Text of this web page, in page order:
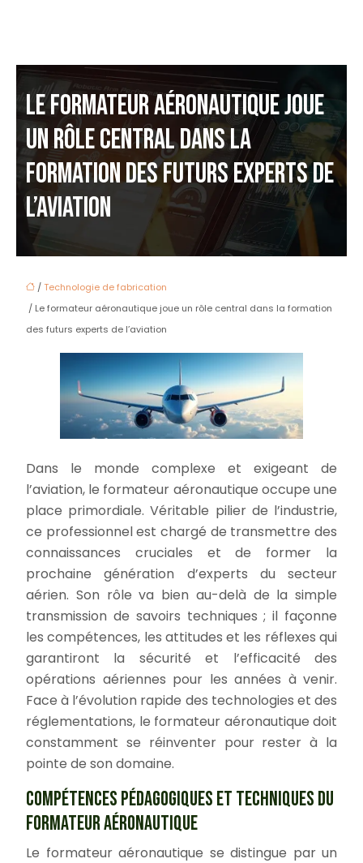
LE FORMATEUR AÉRONAUTIQUE JOUE
UN RÔLE CENTRAL DANS LA
FORMATION DES FUTURS EXPERTS DE
L’AVIATION
/Technologie de fabrication
/ Le formateur aéronautique joue un rôle central dans la formation
des futurs experts de l’aviation
Dans le monde complexe et exigeant de
l’aviation, le formateur aéronautique occupe une
place primordiale. Véritable pilier de l’industrie,
ce professionnel est chargé de transmettre des
connaissances cruciales et de former la
prochaine génération d’experts du secteur
aérien. Son rôle va bien au-delà de la simple
transmission de savoirs techniques ; il façonne
les compétences, les attitudes et les réflexes qui
garantiront la sécurité et l’efficacité des
opérations aériennes pour les années à venir.
Face à l’évolution rapide des technologies et des
réglementations, le formateur aéronautique doit
constamment se réinventer pour rester à la
pointe de son domaine.
COMPÉTENCES PÉDAGOGIQUES ET TECHNIQUES DU
FORMATEUR AÉRONAUTIQUE
Le formateur aéronautique se distingue par un